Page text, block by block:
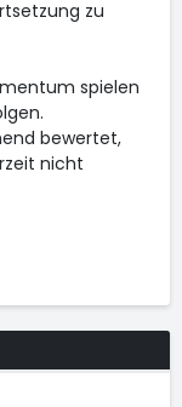
zu
spielen
bewertet,
nicht